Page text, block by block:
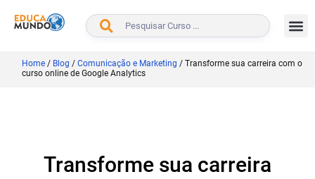
BUSCAR
Home / Blog / Comunicação e Marketing / Transforme sua carreira com o
curso online de Google Analytics
Transforme sua carreira